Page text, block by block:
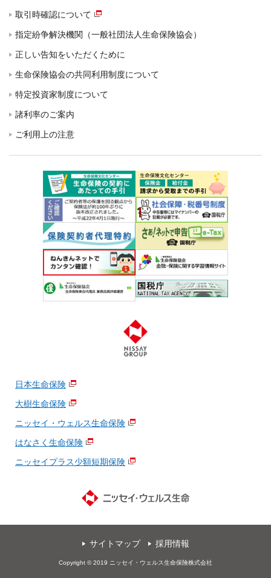
取引時確認について
指定紛争解決機関（一般社団法人生命保険協会）
正しい告知をいただくために
生命保険協会の共同利用制度について
特定投資家制度について
諸利率のご案内
ご利用上の注意
日本生命保険
大樹生命保険
ニッセイ・ウェルス生命保険
はなさく生命保険
ニッセイプラス少額短期保険
サイトマップ 採用情報
Copyright © 2019 ニッセイ・ウェルス生命保険株式会社